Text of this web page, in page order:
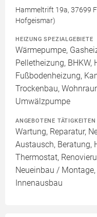
Hammeltrift 19a, 37699
Hofgeismar)
HEIZUNG SPEZIALGEBIETE
Wärmepumpe,
Pelletheizung, BHKW,
Fußbodenheizung,
Trockenbau,
Umwälzpumpe
ANGEBOTENE TÄTIGKEITEN
Wartung, Reparatur,
Austausch, Beratung,
Thermostat,
Neueinbau /
Innenausbau